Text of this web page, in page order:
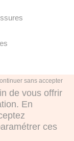
de vous offrir
En
ces
sans accepter